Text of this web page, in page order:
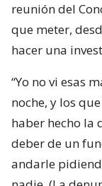
reunión del
que meter,
hacer una
“Yo no vi esas
noche, y los
haber hecho la
deber de un
andarle